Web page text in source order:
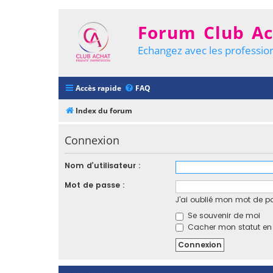
Forum Club
Echangez avec les
Accès rapide FAQ
Index du forum
Connexion
Nom d’utilisateur :
Mot de passe :
J’ai oublié mon mot de
Se souvenir de moi
Cacher mon statut